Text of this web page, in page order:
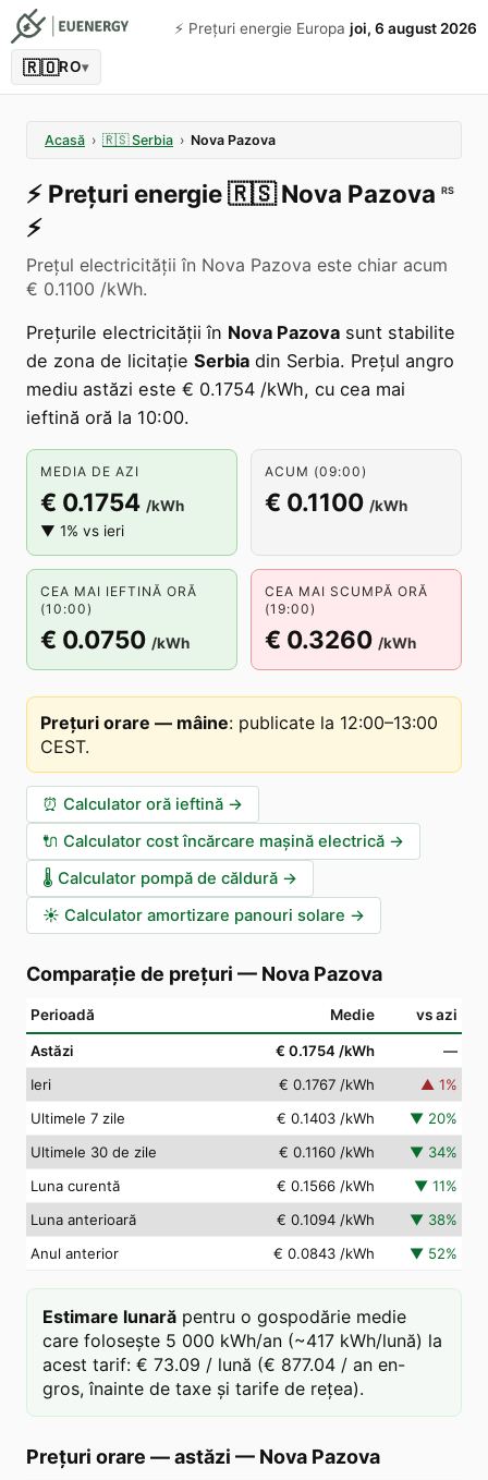
⚡️ Prețuri energie Europa joi, 6 august 2026
🇷🇴RO▾
Acasă › 🇷🇸 Serbia › Nova Pazova
⚡️ Prețuri energie🇷🇸 Nova Pazova RS
⚡️
Prețul electricității în Nova Pazova este chiar acum
€ 0.1100 /kWh.
Prețurile electricității în Nova Pazova sunt stabilite
de zona de licitație Serbia din Serbia. Prețul angro
mediu astăzi este € 0.1754 /kWh, cu cea mai
ieftină oră la 10:00.
MEDIA DE AZI
€ 0.1754 /kWh
▼ 1% vs ieri
ACUM (09:00)
€ 0.1100 /kWh
CEA MAI IEFTINĂ ORĂ
(10:00)
€ 0.0750 /kWh
CEA MAI SCUMPĂ ORĂ
(19:00)
€ 0.3260 /kWh
Prețuri orare — mâine: publicate la 12:00–13:00
CEST.
⏰ Calculator oră ieftină →
🔌 Calculator cost încărcare mașină electrică →
🌡️ Calculator pompă de căldură →
☀️ Calculator amortizare panouri solare →
Comparație de prețuri — Nova Pazova
Perioadă Medie vs azi
Astăzi € 0.1754 /kWh
—
Ieri
€ 0.1767 /kWh ▲ 1%
Ultimele 7 zile
€ 0.1403 /kWh ▼ 20%
Ultimele 30 de zile
€ 0.1160 /kWh ▼ 34%
Luna curentă
€ 0.1566 /kWh ▼ 11%
Luna anterioară
€ 0.1094 /kWh ▼ 38%
Anul anterior
€ 0.0843 /kWh ▼ 52%
Estimare lunară pentru o gospodărie medie
care folosește 5 000 kWh/an (~417 kWh/lună) la
acest tarif: € 73.09 / lună (€ 877.04 / an en-
gros, înainte de taxe și tarife de rețea).
Prețuri orare — astăzi — Nova Pazova